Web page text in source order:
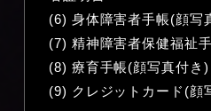
(6) 身体障害者手帳(顔写
(7) 精神障害者保健福祉
(8) 療育手帳(顔写真付き)
(9) クレジットカード(顔